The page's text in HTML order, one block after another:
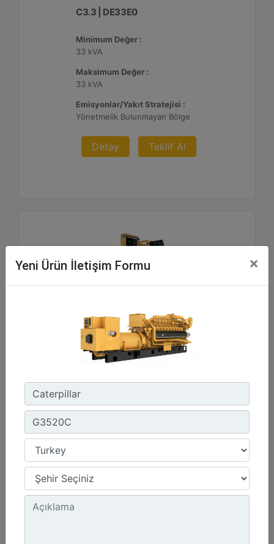
C3.3 | DE33E0
Minimum Değer :
33 kVA
Maksimum Değer :
33 kVA
Emisyonlar/Yakıt Stratejisi :
Yönetmelik Bulunmayan Bölge
Detay Teklif Al
C3.3 | DE50E0
Minimum Değer :
50,0 kVA
Maksimum Değer :
50,0 kVA
Detay Teklif Al
Yeni Ürün İletişim Formu ×